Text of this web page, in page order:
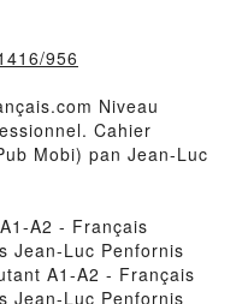
956
Niveau
Cahier
Mobi) pan Jean-Luc
A2 - Français
Jean-Luc Penfornis
A1-A2 - Français
Jean-Luc Penfornis